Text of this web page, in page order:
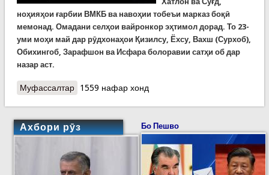
ноҳияҳои ғарбии ВМКБ ва навоҳии тобеъи марказ боқӣ
мемонад. Омадани селҳои вайронкор эҳтимол дорад. То 23-
уми моҳи май дар рӯдхонаҳои Қизилсу, Ёхсу, Вахш (Сурхоб),
Обихингоб, Зарафшон ва Исфара болоравии сатҳи об дар
назар аст.
Муфассалтаро ҲАВОИ НОМУСОИДИ РӮЗҲОИ ОЯНДА. КҲФ
кунанд
1559 нафар хонд
Ахбори рӯз Бо Пешво